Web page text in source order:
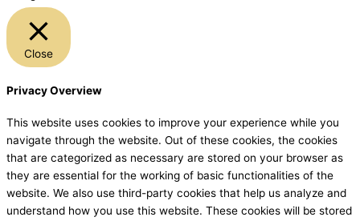
Close
Privacy Overview
This website uses cookies to improve your experience while you
navigate through the website. Out of these cookies, the cookies
that are categorized as necessary are stored on your browser as
they are essential for the working of basic functionalities of the
website. We also use third-party cookies that help us analyze and
understand how you use this website. These cookies will be stored